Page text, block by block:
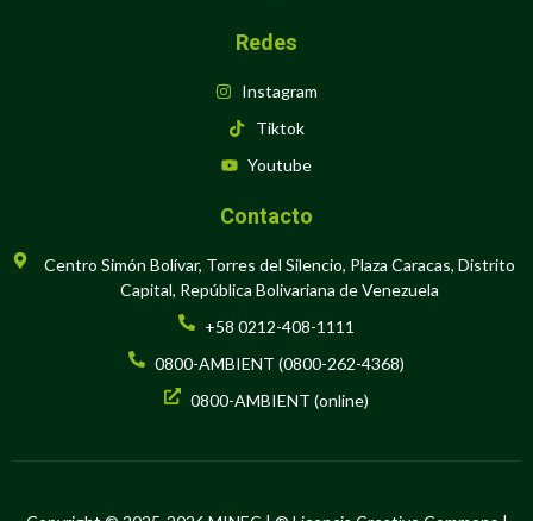
Redes
Instagram
Tiktok
Youtube
Contacto
Centro Simón Bolívar, Torres del Silencio, Plaza Caracas, Distrito
Capital, República Bolivariana de Venezuela
+58 0212-408-1111
0800-AMBIENT (0800-262-4368)
0800-AMBIENT (online)